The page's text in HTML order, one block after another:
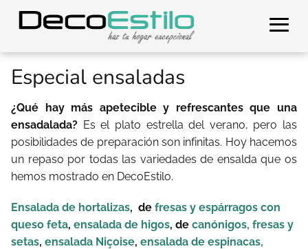
Especial ensaladas
¿Qué hay más apetecible y refrescantes que una
ensadalada? Es el plato estrella del verano, pero las
posibilidades de preparación son infinitas. Hoy hacemos
un repaso por todas las variedades de ensalda que os
hemos mostrado en DecoEstilo.
Ensalada de hortalizas, de fresas y espárragos con
queso feta, ensalada de higos, de canónigos, fresas y
setas, ensalada Niçoise, ensalada de espinacas,